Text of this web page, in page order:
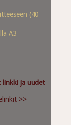
(40
A3
linkki ja uudet
>>